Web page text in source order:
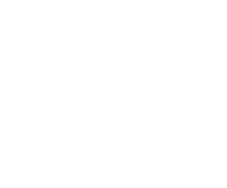
qui modifient l'apparence ou le fonctionnement du site,
éditeurs et les annonceurs tiers.